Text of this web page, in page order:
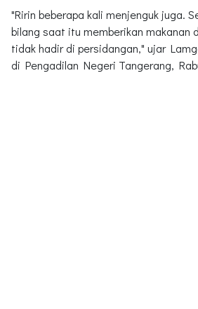
"Ririn beberapa kali menjenguk juga.
bilang saat itu memberikan makanan
tidak hadir di persidangan," ujar
di Pengadilan Negeri Tangerang,